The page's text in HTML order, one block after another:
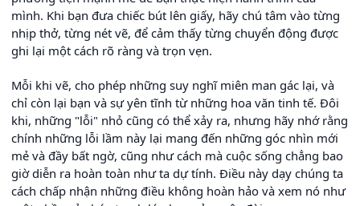
mình. Khi bạn đưa chiếc bút lên giấy, hãy chú tâm vào từng
nhịp thở, từng nét vẽ, để cảm thấy từng chuyển động được
ghi lại một cách rõ ràng và trọn vẹn.
Mỗi khi vẽ, cho phép những suy nghĩ miên man gác lại, và
chỉ còn lại bạn và sự yên tĩnh từ những hoa văn tinh tế. Đôi
khi, những "lỗi" nhỏ cũng có thể xảy ra, nhưng hãy nhớ rằng
chính những lỗi lầm này lại mang đến những góc nhìn mới
mẻ và đầy bất ngờ, cũng như cách mà cuộc sống chẳng bao
giờ diễn ra hoàn toàn như ta dự tính. Điều này dạy chúng ta
cách chấp nhận những điều không hoàn hảo và xem nó như